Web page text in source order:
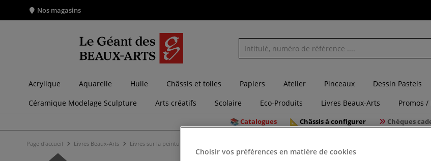
Nos magasins
Acrylique Aquarelle Huile Châssis et toiles Papiers Atelier Pinceaux Dessin Pastels
Céramique Modelage Sculpture
Arts créatifs Scolaire Eco-Produits Livres Beaux-Arts Promos /
Catalogues Châssis à configurer Chèques
Page d'accueil Livres Beaux-Arts Livres sur la peinture et les techniques mixtes
Choisir vos préférences en matière de cookies